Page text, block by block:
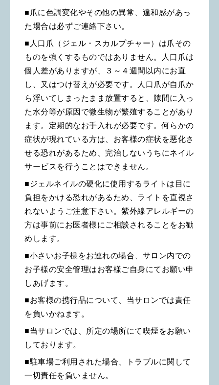
■爪に色調変化やその他の異常、違和感があっ
た場合は必ずご連絡下さい。
■人口爪（ジェル・スカルプチャー）は爪その
ものを強くするものではありません。
人口爪は
個人差がありますが、３～４週間以内にお直
し、又はつけ替えが必要です。人口爪が自爪か
ら浮いてしまったまま放置すると、隙間に入っ
た水分等が原因で微生物が繁殖することがあり
ます。定期的なお手入れが必要です。何らかの
症状が現れている方は、お客様の症状を悪化さ
せる恐れがあるため、完治しないうちにネイル
サービスを行うことはできません。
■ジェルネイルの硬化に使用するライトは目に
負担をかける恐れがあるため、ライトを直視さ
れないようご注意下さい。紫外線アレルギーの
方は事前にお医者様にご相談されることをお勧
めします。
■小さいお子様をお連れの場合、サロン内での
お子様の安全管理はお客様ご自身にてお願い申
しあげます。
■お客様の携行品について、当サロンでは責任
を負いかねます。
■当サロンでは、所定の場所にて喫煙をお願い
しております。
■駐車場ご利用された場合、トラブルに関して
一切責任を負いません。